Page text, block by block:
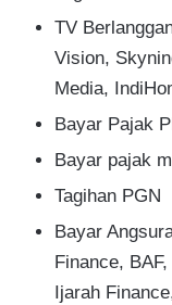
TV
Vision,
Media,
Bayar Pajak
Bayar pajak
Tagihan PGN
Bayar
Finance,
Ijarah